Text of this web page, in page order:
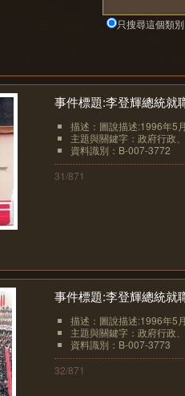
只搜尋這個類別
事件標題:李登輝總統就
描述：圖說描述:1996年5
主題與關鍵字：政府行政
資料識別：B-007-3772
31/871
事件標題:李登輝總統就
描述：圖說描述:1996年5
主題與關鍵字：政府行政
資料識別：B-007-3773
32/871